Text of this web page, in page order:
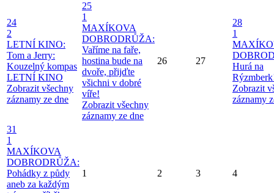
24
2
LETNÍ KINO:
Tom a Jerry:
Kouzelný kompas
LETNÍ KINO
Zobrazit všechny
záznamy ze dne
25
1
MAXÍKOVA
DOBRODRŮŽA:
Vaříme na faře,
hostina bude na
dvoře, přijďte
všichni v dobré
víře!
Zobrazit všechny
záznamy ze dne
26 27
28
1
Hurá na
Zobrazit
záznamy
31
1
MAXÍKOVA
DOBRODRŮŽA:
Pohádky z půdy
aneb za každým
1 2 3 4